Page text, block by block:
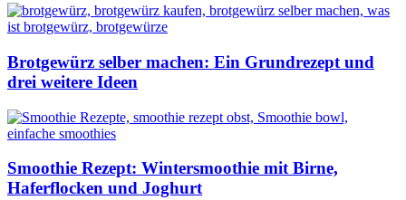
Brotgewürz selber machen: Ein Grundrezept und
drei weitere Ideen
Smoothie Rezept: Wintersmoothie mit Birne,
Haferflocken und Joghurt